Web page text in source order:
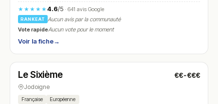
★★★★★4.6/5· 641 avis Google
RANKEAT
Aucun avis par la communauté
Vote rapideAucun vote pour le moment
Voir la fiche→
N° 10
Le Sixième €€-€€€
Jodoigne
Française Européenne